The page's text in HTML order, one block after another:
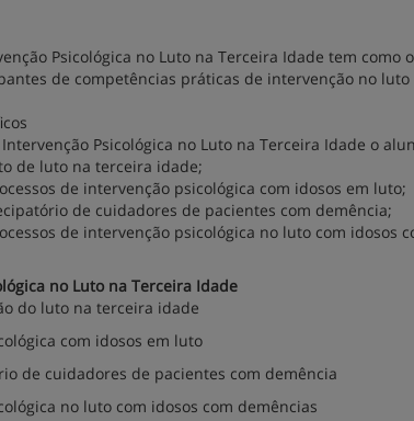
Psicológica no Luto na Terceira Idade tem como
de competências práticas de intervenção no
Psicológica no Luto na Terceira Idade o
de luto na terceira idade;
de intervenção psicológica com idosos em luto;
de cuidadores de pacientes com demência;
de intervenção psicológica no luto com idosos
no Luto na Terceira Idade
do luto na terceira idade
com idosos em luto
de cuidadores de pacientes com demência
no luto com idosos com demências